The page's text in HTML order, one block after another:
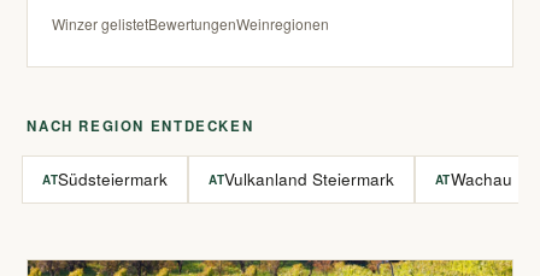
Winzer gelistetBewertungenWeinregionen
NACH REGION ENTDECKEN
ATSüdsteiermark ATVulkanland Steiermark ATWachau